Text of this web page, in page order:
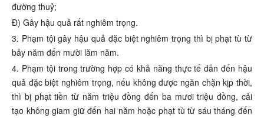
đường thuỷ;
Đ) Gây hậu quả rất nghiêm trọng.
3. Phạm tội gây hậu quả đặc biệt nghiêm trọng thì bị phạt tù từ
bảy năm đến mười lăm năm.
4. Phạm tội trong trường hợp có khả năng thực tế dẫn đến hậu
quả đặc biệt nghiêm trọng, nếu không được ngăn chặn kịp thời,
thì bị phạt tiền từ năm triệu đồng đến ba mươi triệu đồng, cải
tạo không giam giữ đến hai năm hoặc phạt tù từ sáu tháng đến